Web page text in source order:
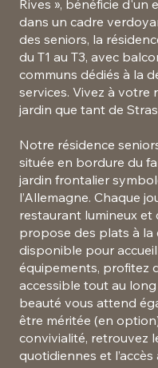
Rives », bénéficie
dans un cadre
des seniors, la
du T1 au T3, avec
communs dédiés à la
services. Vivez à
jardin que tant de
Notre résidence
située en bordure du
jardin frontalier
l’Allemagne. Chaque
restaurant lumineux et
propose des plats à la
disponible pour
équipements, profitez
accessible tout au
beauté vous attend
être méritée (en
convivialité, retrouvez
quotidiennes et